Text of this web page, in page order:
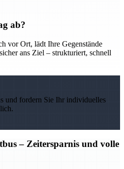
ab?
vor Ort, lädt Ihre Gegenstände
ans Ziel – strukturiert, schnell
und fordern Sie Ihr individuelles
– Zeitersparnis und volle